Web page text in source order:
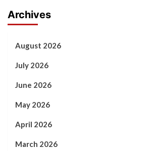
Archives
August 2026
July 2026
June 2026
May 2026
April 2026
March 2026